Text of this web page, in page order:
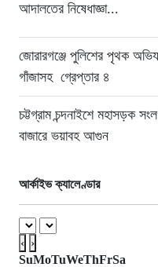
আদালতের নিষেধাজ্ঞা...
জোরারগঞ্জে পুলিশের পৃথক
গাঁজাসহ গ্রেপ্তার ৪
চট্টগ্রাম চন্দনাইশে মহাসড়ক
বাজারে ভয়াবহ আগুন
আর্কাইভ ক্যালেণ্ডার
‹ ›
SuMoTuWeThFrSa